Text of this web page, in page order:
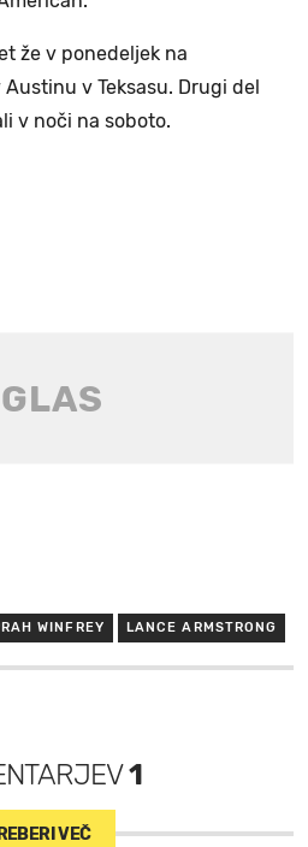
že v ponedeljek na
v Teksasu. Drugi del
v noči na soboto.
WINFREY LANCE ARMSTRONG
1
VEČ